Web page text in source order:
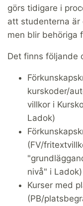
görs tidigare i
att studenterna är
men blir behöriga
Det finns följande
kurskoder/
villkor i
Ladok)
(FV/
nivå" i Ladok)
Kurser med
(PB/